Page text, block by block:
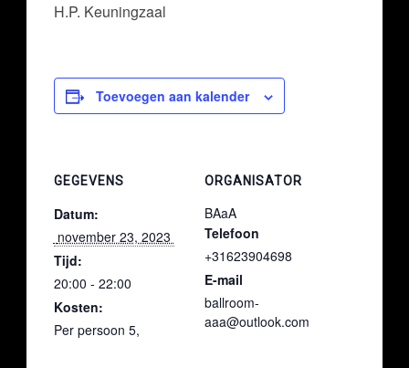
H.P. Keuningzaal
Toevoegen aan kalender
GEGEVENS
Datum:
november 23, 2023
Tijd:
20:00 - 22:00
Kosten:
Per persoon 5,
ORGANISATOR
BAaA
Telefoon
+31623904698
E-mail
ballroom-
aaa@outlook.com